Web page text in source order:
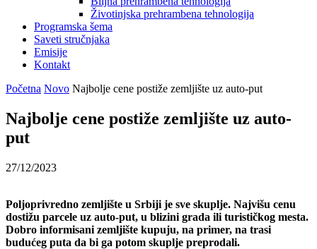
Životinjska prehrambena tehnologija
Programska šema
Saveti stručnjaka
Emisije
Kontakt
Početna Novo Najbolje cene postiže zemljište uz auto-put
Najbolje cene postiže zemljište uz auto-
put
27/12/2023
Poljoprivredno zemljište u Srbiji je sve skuplje. Najvišu cenu
dostižu parcele uz auto-put, u blizini grada ili turističkog mesta.
Dobro informisani zemljište kupuju, na primer, na trasi
budućeg puta da bi ga potom skuplje preprodali.